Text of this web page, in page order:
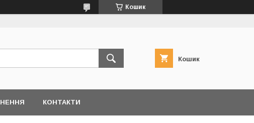
Кошик
Кошик
КОНТАКТИ